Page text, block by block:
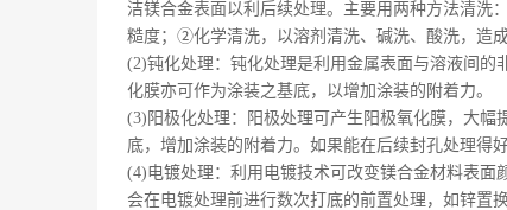
洁镁合金表面以利后续处理。主要用两种方法清洗
糙度；②化学清洗，以溶剂清洗、碱洗、酸洗，造
(2)钝化处理：钝化处理是利用金属表面与溶液间
化膜亦可作为涂装之基底，以增加涂装的附着力。
(3) 阳极化处理：阳极处理可产生阳极氧化膜，大
底，增加涂装的附着力。如果能在后续封孔处理得
(4)电镀处理：利用电镀技术可改变镁合金材料表面
会在电镀处理前进行数次打底的前置处理，如锌置